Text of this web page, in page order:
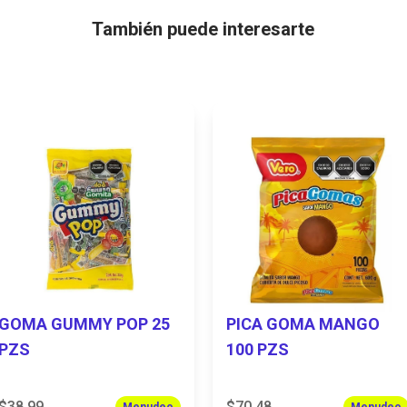
También puede interesarte
GOMA GUMMY POP 25
PZS
PICA GOMA MANGO
100 PZS